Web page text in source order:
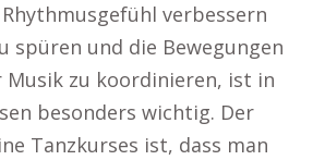
verbessern
spüren und die Bewegungen
Musik zu koordinieren, ist in
besonders wichtig. Der
Tanzkurses ist, dass man